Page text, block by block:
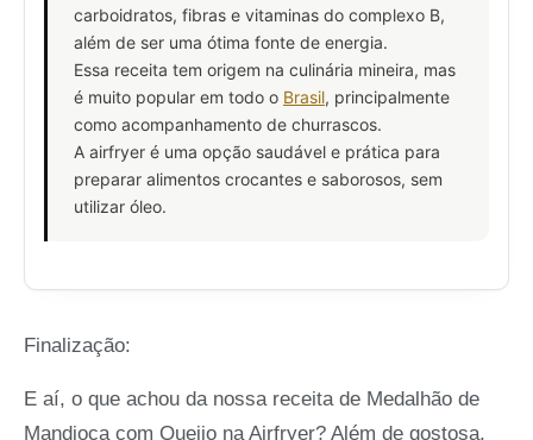
carboidratos, fibras e vitaminas do complexo B,
além de ser uma ótima fonte de energia.
Essa receita tem origem na culinária mineira, mas
é muito popular em todo o Brasil, principalmente
como acompanhamento de churrascos.
A airfryer é uma opção saudável e prática para
preparar alimentos crocantes e saborosos, sem
utilizar óleo.
Finalização:
E aí, o que achou da nossa receita de Medalhão de
Mandioca com Queijo na Airfryer? Além de gostosa,